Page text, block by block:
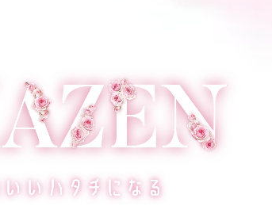
斬新なフロッキー素材を使用したデザインから、トレンドのシ
ンプルな無地振袖まで。人とかぶらないおしゃれな着こなしが
できる☆
スタイルムービーを見る